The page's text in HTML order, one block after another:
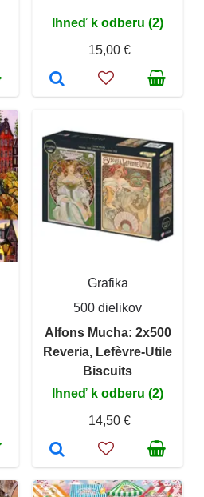
Ihneď k odberu (2)
15,00 €
Grafika
500 dielikov
Alfons Mucha: 2x500
Reveria, Lefèvre-Utile
Biscuits
Ihneď k odberu (2)
14,50 €